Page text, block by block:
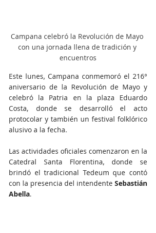
Campana celebró la Revolución de Mayo
con una jornada llena de tradición y
encuentros
Este lunes, Campana conmemoró el 216°
aniversario de la Revolución de Mayo y
celebró la Patria en la plaza Eduardo
Costa, donde se desarrolló el acto
protocolar y también un festival folklórico
alusivo a la fecha.
Las actividades oficiales comenzaron en la
Catedral Santa Florentina, donde se
brindó el tradicional Tedeum que contó
con la presencia del intendente Sebastián
Abella.